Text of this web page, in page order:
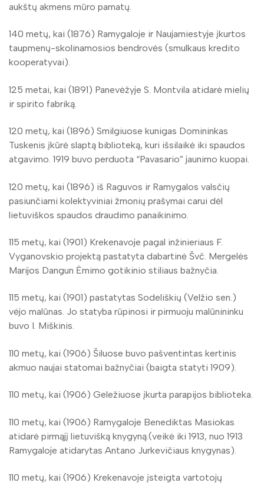
aukštų akmens mūro pamatų.
140 metų, kai (1876) Ramygaloje ir Naujamiestyje įkurtos
taupmenų-skolinamosios bendrovės (smulkaus kredito
kooperatyvai).
125 metai, kai (1891) Panevėžyje S. Montvila atidarė mielių
ir spirito fabriką.
120 metų, kai (1896) Smilgiuose kunigas Domininkas
Tuskenis įkūrė slaptą biblioteką, kuri išsilaikė iki spaudos
atgavimo. 1919 buvo perduota “Pavasario” jaunimo kuopai.
120 metų, kai (1896) iš Raguvos ir Ramygalos valsčių
pasiunčiami kolektyviniai žmonių prašymai carui dėl
lietuviškos spaudos draudimo panaikinimo.
115 metų, kai (1901) Krekenavoje pagal inžinieriaus F.
Vyganovskio projektą pastatyta dabartinė Švč. Mergelės
Marijos Dangun Ėmimo gotikinio stiliaus bažnyčia.
115 metų, kai (1901) pastatytas Sodeliškių (Velžio sen.)
vėjo malūnas. Jo statyba rūpinosi ir pirmuoju malūnininku
buvo I. Miškinis.
110 metų, kai (1906) Šiluose buvo pašventintas kertinis
akmuo naujai statomai bažnyčiai (baigta statyti 1909).
110 metų, kai (1906) Geležiuose įkurta parapijos biblioteka.
110 metų, kai (1906) Ramygaloje Benediktas Masiokas
atidarė pirmąjį lietuvišką knygyną.(veikė iki 1913, nuo 1913
Ramygaloje atidarytas Antano Jurkevičiaus knygynas).
110 metų, kai (1906) Krekenavoje įsteigta vartotojų